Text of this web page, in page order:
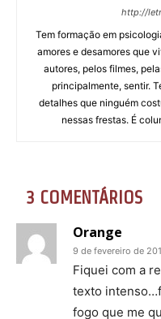
http://
Tem formação em
amores e desamores que
autores, pelos filmes,
principalmente, sentir.
detalhes que ninguém
nessas frestas. É
3 COMENTÁRIOS
Orange
9 de fevereiro de
Fiquei com a
texto
fogo que me